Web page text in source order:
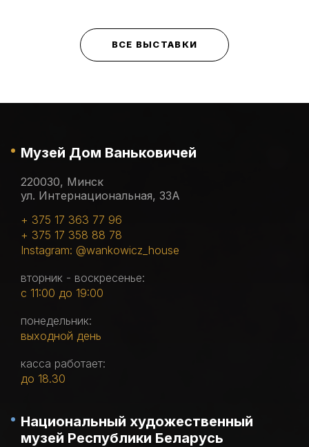
ВСЕ ВЫСТАВКИ
Музей Дом Ваньковичей
220030, Минск
ул. Интернациональная, 33А
+ 375 17 363 77 96
+ 375 17 358 88 78
Instagram: @wankowicz_house
вторник - воскресенье:
с 11:00 до 19:00
понедельник:
выходной день
касса работает:
до 18.30
Национальный художественный
музей Республики Беларусь